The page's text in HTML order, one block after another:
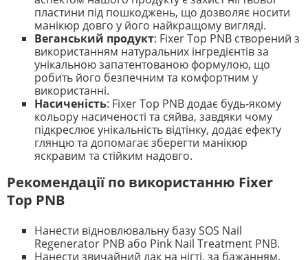
пластини під пошкоджень, що дозволяє носити
манікюр довго у його найкращому вигляді.
Веганський продукт: Fixer Top PNB створений з
використанням натуральних інгредієнтів за
унікальною запатентованою формулою, що
робить його безпечним та комфортним у
використанні.
Насиченість: Fixer Top PNB додає будь-якому
кольору насиченості та сяйва, завдяки чому
підкреслює унікальність відтінку, додає ефекту
глянцю та допомагає зберегти манікюр
яскравим та стійким надовго.
Рекомендації по використанню Fixer
Top PNB
Нанести відновлювальну базу SOS Nail
Regenerator PNB або Pink Nail Treatment PNB.
Нанести звичайний лак на нігті, за бажанням.